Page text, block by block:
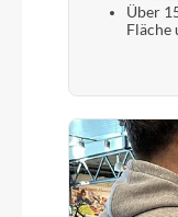
B&M
Bosch
Über
Fläche